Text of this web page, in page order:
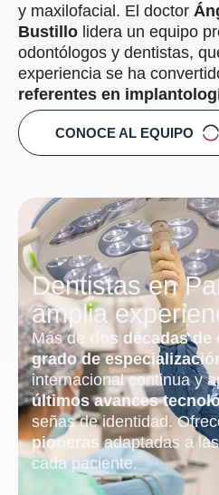
y maxilofacial. El doctor
Bustillo lidera un equipo
odontólogos y dentistas,
experiencia se ha
referentes en
CONOCE AL EQUIPO
Dentistas en
amplia
Más de dos décadas de
grado de
internacional continua y
últimos avances
señas de identidad.
pionerasadaptadas a
cada paciente.